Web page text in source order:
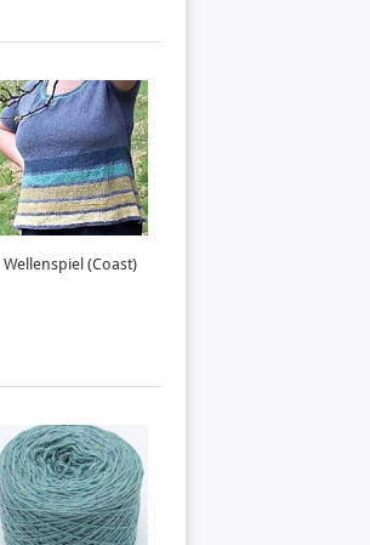
Wellenspiel (Coast)